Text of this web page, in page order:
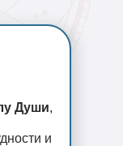
Души,
и